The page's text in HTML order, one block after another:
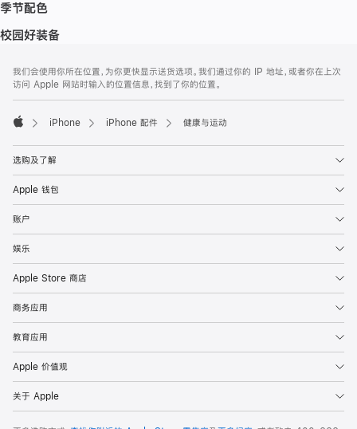
季节配色
校园好装备
页
页
脚
注
我们会使用你所在位置，为你更快显示送货选项。我们通过你的 IP 地址，或者你在上次
访问 Apple 网站时输入的位置信息，找到了你的位置。
iPhone iPhone 配件 健康与运动
选购及了解
Apple 钱包
账户
娱乐
Apple Store 商店
商务应用
教育应用
Apple 价值观
关于 Apple